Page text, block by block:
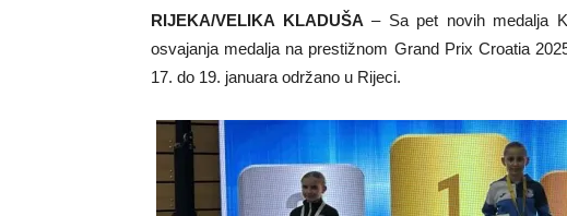
RIJEKA/VELIKA KLADUŠA – Sa pet novih medalja
osvajanja medalja na prestižnom Grand Prix Croatia
17. do 19. januara održano u Rijeci.